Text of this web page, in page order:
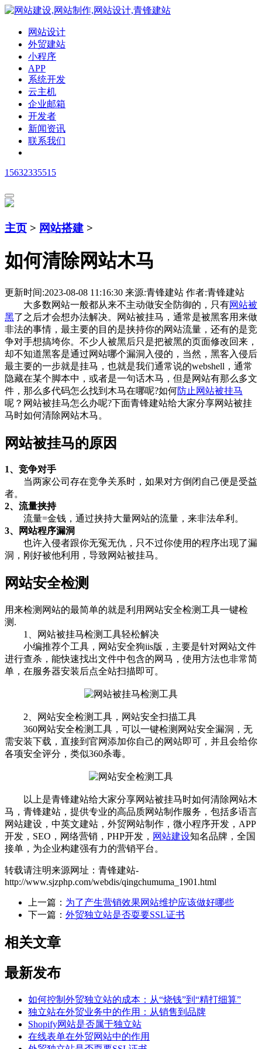
网站设计
外贸建站
小程序
APP
系统开发
云主机
企业邮箱
开发者
新闻资讯
联系我们
15632335515
主页 > 网站搭建 >
如何清除网站木马
更新时间:2023-08-08 11:16:30 来源:青锋建站 作者:青锋建站
大多数网站一般都从来不主动做安全防御的，只有网站被
黑了之后才会想办法解决。网站被挂马，通常是被黑客用来做
非法的事情，最主要的目的是挟持你的网站流量，还有的是竞
争对手想搞垮你。不少人被黑后只是把被黑的页面修改回来，
却不知道黑客是通过网站哪个漏洞入侵的，当然，黑客入侵后
最主要的一步就是挂马，也就是我们通常说的webshell，通常
隐藏在某个脚本中，或者是一句话木马，但是网站有那么多文
件，那么多代码怎么找到木马在哪呢?如何防止网站被挂马
呢？网站被挂马怎么办呢?下面青锋建站给大家分享网站被挂
马时如何清除网站木马。
网站被挂马的原因
1、竞争对手
当两家公司存在竞争关系时，如果对方倒闭自己便是受益
者。
2、流量挟持
流量=金钱，通过挟持大量网站的流量，来非法牟利。
3、网站程序漏洞
也许入侵者跟你无冤无仇，只不过你使用的程序出现了漏
洞，刚好被他利用，导致网站被挂马。
网站安全检测
用来检测网站的最简单的就是利用网站安全检测工具一键检
测.
1、网站被挂马检测工具轻松解决
小编推荐个工具，网站安全狗iis版，主要是针对网站文件
进行查杀，能快速找出文件中包含的网马，使用方法也非常简
单，在服务器安装后点全站扫描即可。
2、网站安全检测工具，网站安全扫描工具
360网站安全检测工具，可以一键检测网站安全漏洞，无
需安装下载，直接到官网添加你自己的网站即可，并且会给你
各项安全评分，类似360杀毒。
以上是青锋建站给大家分享网站被挂马时如何清除网站木
马，青锋建站，提供专业的高品质网站制作服务，包括多语言
网站建设，中英文建站，外贸网站制作，微小程序开发，APP
开发，SEO，网络营销，PHP开发， 网站建设知名品牌，全国
接单，为企业构建强有力的营销平台。
转载请注明来源网址：青锋建站-
http://www.sjzphp.com/webdis/qingchumuma_1901.html
上一篇： 为了产生营销效果网站维护应该做好哪些
下一篇： 外贸独立站是否耍要SSL证书
相关文章
最新发布
如何控制外贸独立站的成本：从“烧钱”到“精打细算”
独立站在外贸业务中的作用：从销售到品牌
Shopify网站是否属于独立站
在线表单在外贸网站中的作用